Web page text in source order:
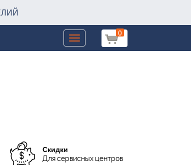
0
Toggle
navigation
Скидки
Для сервисных центров